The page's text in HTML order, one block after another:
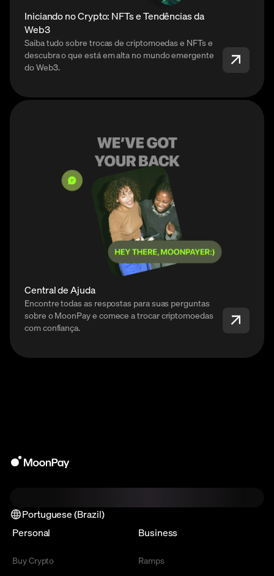
Iniciando no Crypto: NFTs e Tendências da
Web3
Saiba tudo sobre trocas de criptomoedas e NFTs e
descubra o que está em alta no mundo emergente
do Web3.
Central de Ajuda
Encontre todas as respostas para suas perguntas
sobre o MoonPay e comece a trocar criptomoedas
com confiança.
Portuguese (Brazil)
Personal
Buy Crypto
Business
Ramps